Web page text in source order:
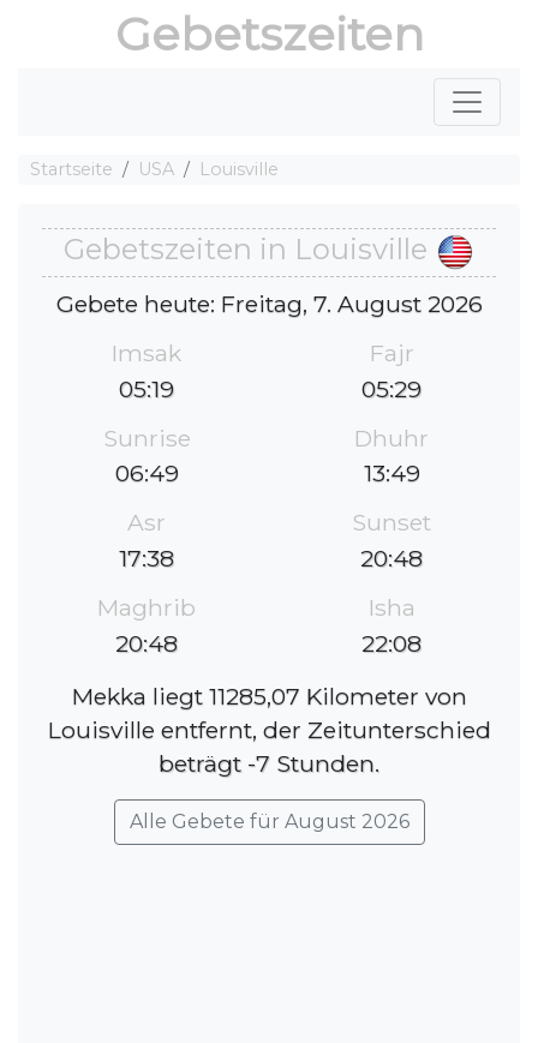
Gebetszeiten
Startseite USA Louisville
Gebetszeiten in Louisville
Gebete heute: Freitag, 7. August 2026
Imsak
05:19
Fajr
05:29
Sunrise
06:49
Dhuhr
13:49
Asr
17:38
Sunset
20:48
Maghrib
20:48
Isha
22:08
Mekka liegt 11285,07 Kilometer von
Louisville entfernt, der Zeitunterschied
beträgt -7 Stunden.
Alle Gebete für August 2026